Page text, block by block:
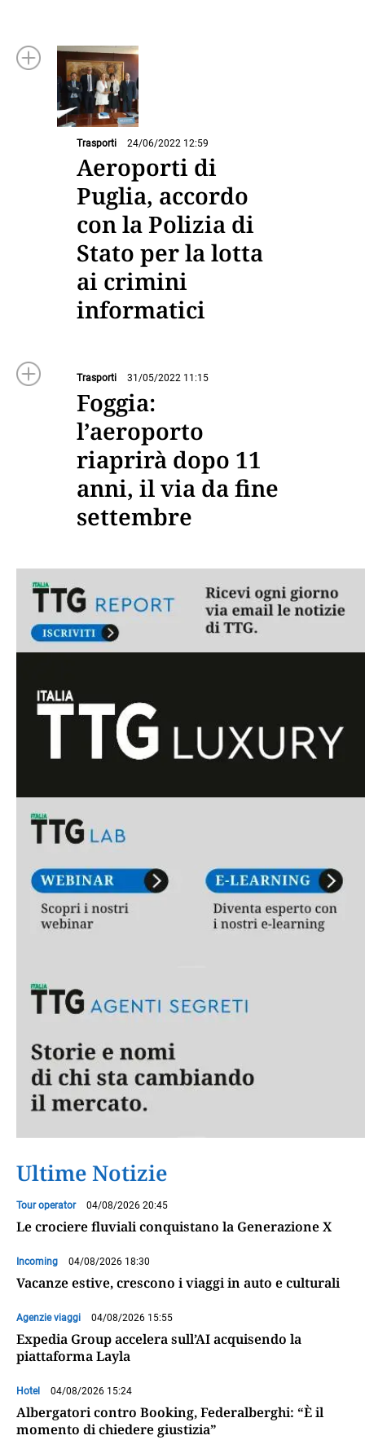
Trasporti 24/06/2022 12:59
Aeroporti di
Puglia, accordo
con la Polizia di
Stato per la lotta
ai crimini
informatici
Trasporti 31/05/2022 11:15
Foggia:
l’aeroporto
riaprirà dopo 11
anni, il via da fine
settembre
Ultime Notizie
Tour operator 04/08/2026 20:45
Le crociere fluviali conquistano la Generazione X
Incoming 04/08/2026 18:30
Vacanze estive, crescono i viaggi in auto e culturali
Agenzie viaggi 04/08/2026 15:55
Expedia Group accelera sull’AI acquisendo la
piattaforma Layla
Hotel 04/08/2026 15:24
Albergatori contro Booking, Federalberghi: “È il
momento di chiedere giustizia”